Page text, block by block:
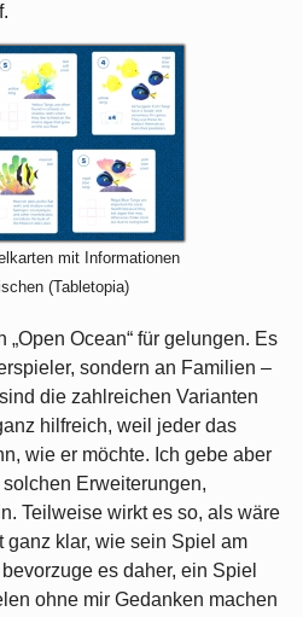
mit Informationen
(Tabletopia)
Ocean“ für gelungen. Es
sondern an Familien –
die zahlreichen Varianten
hilfreich, weil jeder das
wie er möchte. Ich gebe aber
Erweiterungen,
Teilweise wirkt es so, als wäre
ganz klar, wie sein Spiel am
es daher, ein Spiel
ohne mir Gedanken machen